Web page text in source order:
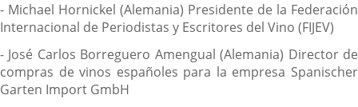
- Michael Hornickel (Alemania) Presidente de la Federación
Internacional de Periodistas y Escritores del Vino (FIJEV)
- José Carlos Borreguero Amengual (Alemania) Director de
compras de vinos españoles para la empresa Spanischer
Garten Import GmbH